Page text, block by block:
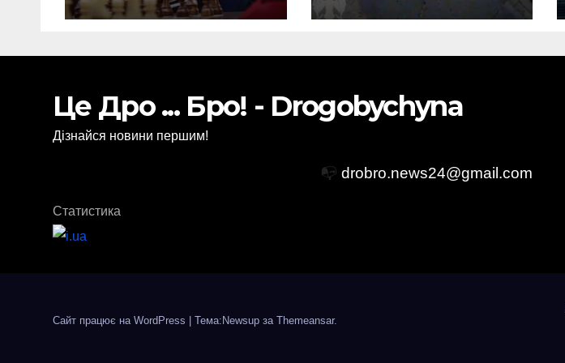
спалив “Шахед”
Це Дро ... Бро! - Drogobychyna
Дізнайся новини першим!
📭 drobro.news24@gmail.com
Статистика
Сайт працює на WordPress | Тема:Newsup за Themeansar.